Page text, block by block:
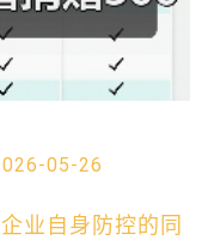
05-26
业自身防控的同